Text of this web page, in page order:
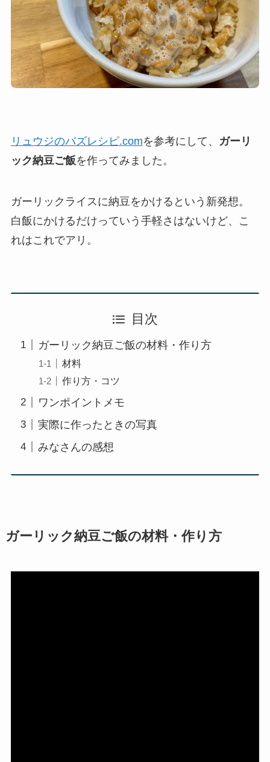
リュウジのバズレシピ.comを参考にして、
ガーリ
ック納豆ご飯を作ってみました。
ガーリックライスに納豆をかけるという新発想。
白飯にかけるだけっていう手軽さはないけど、こ
れはこれでアリ。
目次
ガーリック納豆ご飯の材料・作り方
材料
作り方・コツ
ワンポイントメモ
実際に作ったときの写真
みなさんの感想
ガーリック納豆ご飯の材料・作り方